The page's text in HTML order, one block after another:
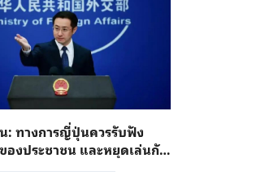
: ทางการญี่ปุ่นควรรับฟัง
องประชาชน และหยุดเล่นกับ
ระเด็นนิวเคลียร์